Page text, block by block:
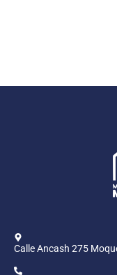
Calle Ancash 275